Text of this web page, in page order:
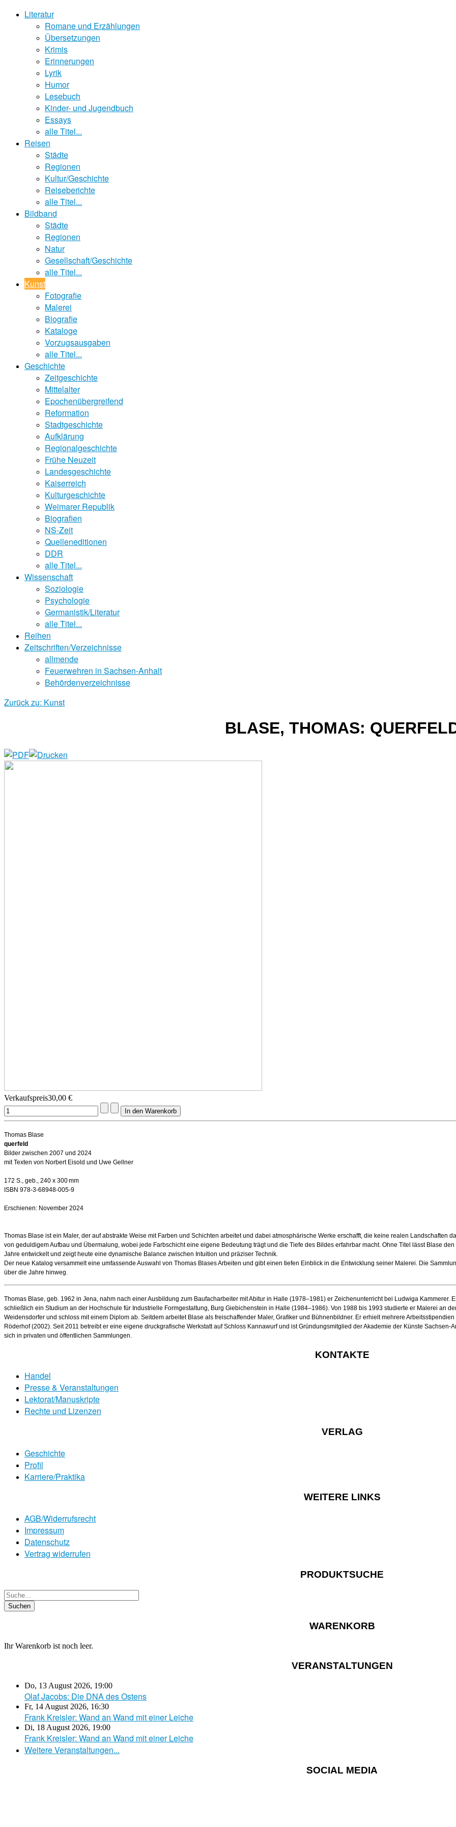
Literatur
Romane und Erzählungen
Übersetzungen
Krimis
Erinnerungen
Lyrik
Humor
Lesebuch
Kinder- und Jugendbuch
Essays
alle Titel...
Reisen
Städte
Regionen
Kultur/Geschichte
Reiseberichte
alle Titel...
Bildband
Städte
Regionen
Natur
Gesellschaft/Geschichte
alle Titel...
Kunst
Fotografie
Malerei
Biografie
Kataloge
Vorzugsausgaben
alle Titel...
Geschichte
Zeitgeschichte
Mittelalter
Epochenübergreifend
Reformation
Stadtgeschichte
Aufklärung
Regionalgeschichte
Frühe Neuzeit
Landesgeschichte
Kaiserreich
Kulturgeschichte
Weimarer Republik
Biografien
NS-Zeit
Quelleneditionen
DDR
alle Titel...
Wissenschaft
Soziologie
Psychologie
Germanistik/Literatur
alle Titel...
Reihen
Zeitschriften/Verzeichnisse
allmende
Feuerwehren in Sachsen-Anhalt
Behördenverzeichnisse
Zurück zu: Kunst
BLASE, THOMAS:
Verkaufspreis30,00 €
Thomas Blase
querfeld
Bilder zwischen 2007 und 2024
mit Texten von Norbert Eisold und Uwe Gellner
172 S., geb., 240 x 300 mm
ISBN 978-3-68948-005-9
Erschienen: November 2024
Thomas Blase ist ein Maler, der auf abstrakte Weise mit Farben und Schichten arbeitet und dabei atmosphärische Werke erschafft, die keine realen Landschaften
von geduldigem Aufbau und Übermalung, wobei jede Farbschicht eine eigene Bedeutung trägt und die Tiefe des Bildes erfahrbar macht. Ohne Titel lässt Blase
Jahre entwickelt und zeigt heute eine dynamische Balance zwischen Intuition und präziser Technik.
Der neue Katalog versammelt eine umfassende Auswahl von Thomas Blases Arbeiten und gibt einen tiefen Einblick in die Entwicklung seiner Malerei. Die
über die Jahre hinweg.
Thomas Blase, geb. 1962 in Jena, nahm nach einer Ausbildung zum Baufacharbeiter mit Abitur in Halle (1978–1981) er Zeichenunterricht bei Ludwiga
schließlich ein Studium an der Hochschule für Industrielle Formgestaltung, Burg Giebichenstein in Halle (1984–1986). Von 1988 bis 1993 studierte er Malerei an
Weidensdorfer und schloss mit einem Diplom ab. Seitdem arbeitet Blase als freischaffender Maler, Grafiker und Bühnenbildner. Er erhielt mehrere
Röderhof (2002). Seit 2011 betreibt er eine eigene druckgrafische Werkstatt auf Schloss Kannawurf und ist Gründungsmitglied der Akademie der Künste
sich in privaten und öffentlichen Sammlungen.
KONTAKTE
Handel
Presse & Veranstaltungen
Lektorat/Manuskripte
Rechte und Lizenzen
VERLAG
Geschichte
Profil
Karriere/Praktika
WEITERE LINKS
AGB/Widerrufsrecht
Impressum
Datenschutz
Vertrag widerrufen
PRODUKTSUCHE
WARENKORB
Ihr Warenkorb ist noch leer.
VERANSTALTUNGEN
Do, 13 August 2026, 19:00
Olaf Jacobs: Die DNA des Ostens
Fr, 14 August 2026, 16:30
Frank Kreisler: Wand an Wand mit einer Leiche
Di, 18 August 2026, 19:00
Frank Kreisler: Wand an Wand mit einer Leiche
Weitere Veranstaltungen...
SOCIAL MEDIA